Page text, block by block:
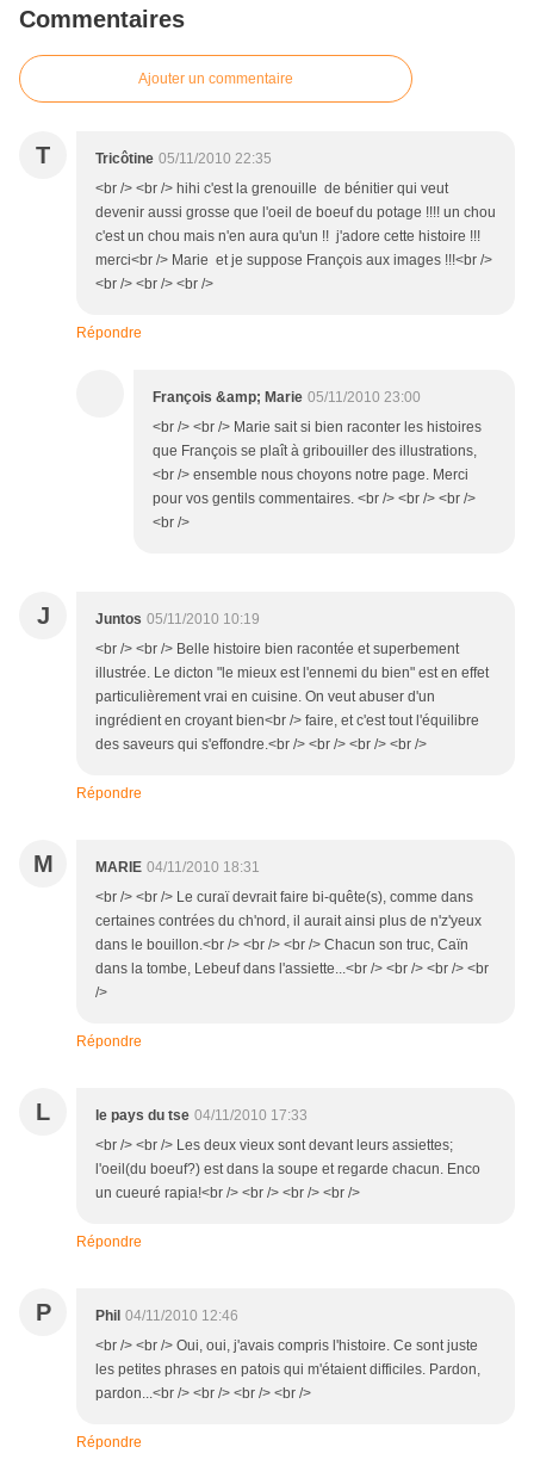
Commentaires
Ajouter un commentaire
T Tricôtine 05/11/2010 22:35
<br /> <br /> hihi c'est la grenouille de bénitier qui veut
devenir aussi grosse que l'oeil de boeuf du potage !!!! un chou
c'est un chou mais n'en aura qu'un !! j'adore cette histoire !!!
merci<br /> Marie et je suppose François aux images !!!<br />
<br /> <br /> <br />
Répondre
François &amp; Marie 05/11/2010 23:00
<br /> <br /> Marie sait si bien raconter les histoires
que François se plaît à gribouiller des illustrations,
<br /> ensemble nous choyons notre page. Merci
pour vos gentils commentaires. <br /> <br /> <br />
<br />
J Juntos 05/11/2010 10:19
<br /> <br /> Belle histoire bien racontée et superbement
illustrée. Le dicton "le mieux est l'ennemi du bien" est en effet
particulièrement vrai en cuisine. On veut abuser d'un
ingrédient en croyant bien<br /> faire, et c'est tout l'équilibre
des saveurs qui s'effondre.<br /> <br /> <br /> <br />
Répondre
M MARIE 04/11/2010 18:31
<br /> <br /> Le curaï devrait faire bi-quête(s), comme dans
certaines contrées du ch'nord, il aurait ainsi plus de n'z'yeux
dans le bouillon.<br /> <br /> <br /> Chacun son truc, Caïn
dans la tombe, Lebeuf dans l'assiette...<br /> <br /> <br /> <br
/>
Répondre
L le pays du tse 04/11/2010 17:33
<br /> <br /> Les deux vieux sont devant leurs assiettes;
l'oeil(du boeuf?) est dans la soupe et regarde chacun. Enco
un cueuré rapia!<br /> <br /> <br /> <br />
Répondre
P Phil 04/11/2010 12:46
<br /> <br /> Oui, oui, j'avais compris l'histoire. Ce sont juste
les petites phrases en patois qui m'étaient difficiles. Pardon,
pardon...<br /> <br /> <br /> <br />
Répondre